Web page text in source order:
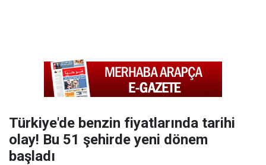
Türkiye'de benzin fiyatlarında tarihi
olay! Bu 51 şehirde yeni dönem
başladı